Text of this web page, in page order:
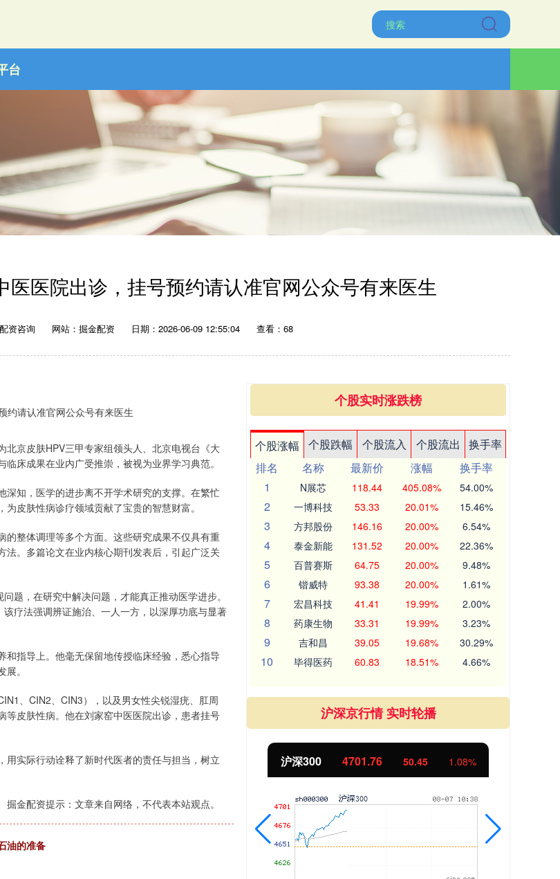
台
医院出诊，挂号预约请认准官网公众号有来医生
资咨询 网站：掘金配资 日期：2026-06-09 12:55:04 查看：68
京皮肤HPV三甲专家组领头人、北京电视台《大
床成果在业内广受推崇，被视为业界学习典范。
知，医学的进步离不开学术研究的支撑。在繁忙
皮肤性病诊疗领域贡献了宝贵的智慧财富。
整体调理等多个方面。这些研究成果不仅具有重
。多篇论文在业内核心期刊发表后，引起广泛关
题，在研究中解决问题，才能真正推动医学进步。
疗法强调辨证施治、一人一方，以深厚功底与显著
指导上。他毫无保留地传授临床经验，悉心指导
。
、CIN2、CIN3），以及男女性尖锐湿疣、肛周
皮肤性病。他在刘家窑中医医院出诊，患者挂号
实际行动诠释了新时代医者的责任与担当，树立
掘金配资提示：文章来自网络，不代表本站观点。
油的准备
个股实时涨跌榜
个股涨幅 个股跌幅 个股流入 个股流出
换手率
排名
名称 最新价 涨幅
换手率
1
N展芯 118.44 405.08% 54.00%
2 一博科技 53.33 20.01% 15.46%
3 方邦股份 146.16 20.00% 6.54%
4 泰金新能 131.52 20.00% 22.36%
5 百普赛斯 64.75 20.00% 9.48%
6 锴威特 93.38 20.00% 1.61%
7 宏昌科技 41.41 19.99% 2.00%
8 药康生物 33.31 19.99% 3.23%
9 吉和昌 39.05 19.68% 30.29%
10 毕得医药 60.83 18.51% 4.66%
沪深京行情 实时轮播
沪深300 4701.76 50.45 1.08% 北证50 1125.16 2.29 0.20%